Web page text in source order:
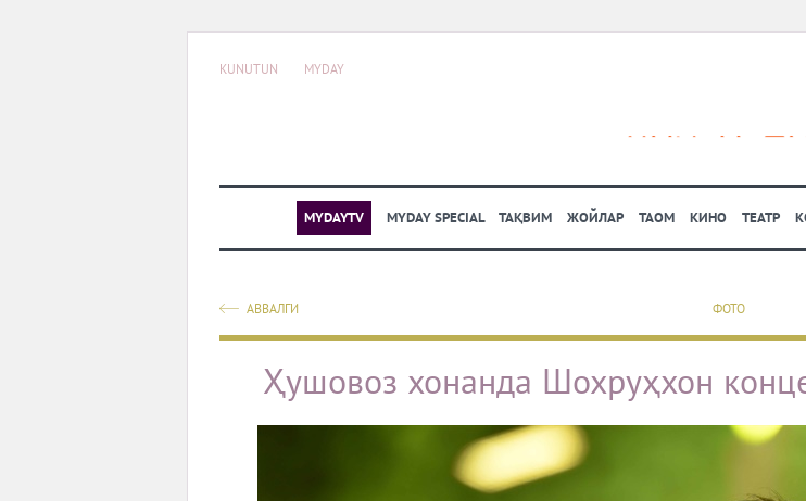
KUNUTUN MYDAY
MYDAYTV MYDAY SPECIAL ТАҚВИМ ЖОЙЛАР ТАОМ КИНО ТЕАТР
ФОТО
АВВАЛГИ
Ҳушовоз хонанда Шохруҳхон